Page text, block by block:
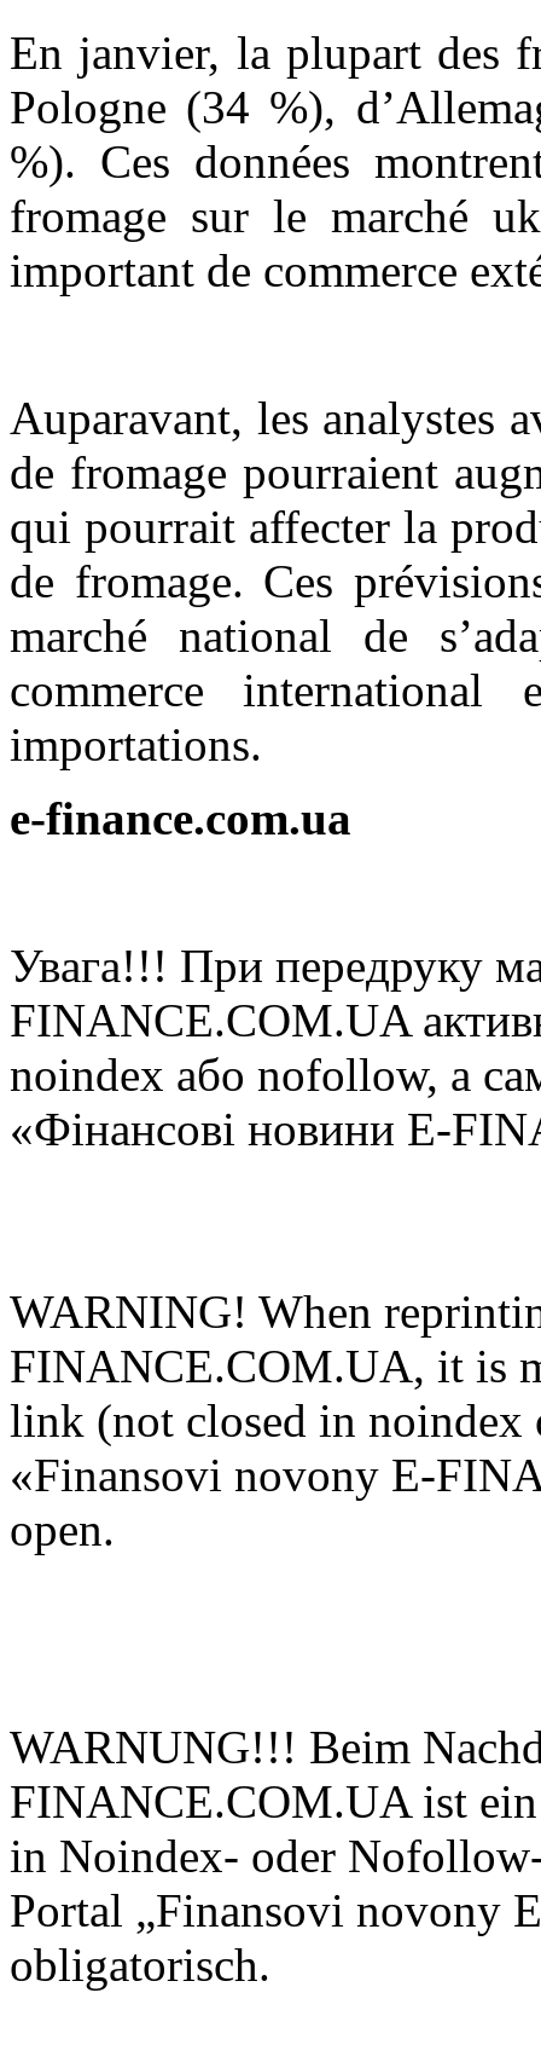
En janvier, la plupart des
Pologne (34 %),
%). Ces données
fromage sur le marché
important de commerce
Auparavant, les analystes
de fromage pourraient
qui pourrait affecter la
de fromage. Ces
marché national de
commerce
importations.
e-finance.com.ua
Увaгa!!! При пeрeдруку
FINANCE.COM.UA
noindex або nofollow, а
«Фінансові новини E-
WARNING! When
FINANCE.COM.UA, it is
link (not closed in
«Finansovi novony E-
open.
WARNUNG!!! Beim
FINANCE.COM.UA ist
in Noindex- oder
Portal „Finansovi novony
obligatorisch.